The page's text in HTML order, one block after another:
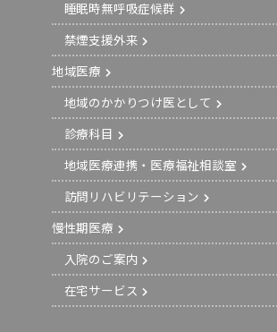
睡眠時無呼吸症候群
禁煙支援外来
地域医療
地域のかかりつけ医として
診療科目
地域医療連携・医療福祉相談室
訪問リハビリテーション
慢性期医療
入院のご案内
在宅サービス